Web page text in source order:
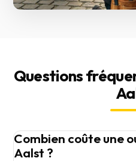
Questions
Combien coûte une
Aalst ?